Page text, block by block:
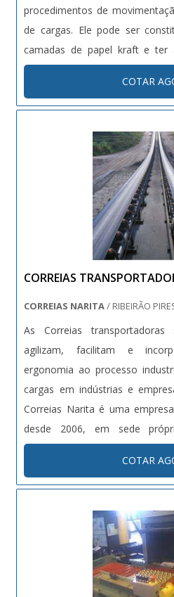
procedimentos de
de cargas. Ele pode ser
camadas de papel kraft e ter
90x120cm; 90x180cm;
que seja utilizado da
contenção de cargas ....
COTAR
CORREIAS
CORREIAS NARITA/ RIBEIRÃO
As Correias transportadoras
agilizam, facilitam e
ergonomia ao processo
cargas em indústrias e
Correias Narita é uma
desde 2006, em sede
transportação, atendendo
Tendo como especialidade
transportadoras, a Correias
COTAR